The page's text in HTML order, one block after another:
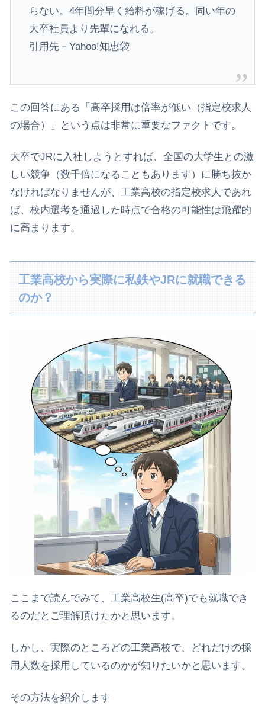
らない。4年間分早く給料が稼げる。同い年の
大卒社員より先輩になれる。
引用先－Yahoo!知恵袋
​この回答にある「高卒採用は倍率が低い（指定校求人
の場合）」という点は非常に重要なファクトです。
大卒でJRに入社しようとすれば、全国の大学生との激
しい競争（数千倍になることもあります）に勝ち抜か
なければなりませんが、工業高校の指定校求人であれ
ば、校内選考を通過した時点で合格の可能性は飛躍的
に高まります。
工業高校から実際に私鉄やJRに就職できる
のか？
ここまで読んでみて、工業高校生(高卒)でも就職でき
るのだとご理解頂けたかと思います。
しかし、実際のところどの工業高校で、どれだけの採
用人数を採用しているのかが知りたいかと思います。
その方法を紹介します